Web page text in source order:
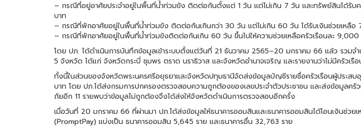
– กรณีที่อยู่อาศัยประจำอยู่ในพื้นที่น้ำท่วมขัง ติดต่อกันตั้งแต่ 1 วัน แต่ไม่เกิน 7 วัน และทรัพย์สินได้รับ
บาท
– กรณีที่พักอาศัยอยู่ในพื้นที่น้ำท่วมขัง ติดต่อกันเกินกว่า 30 วัน แต่ไม่เกิน 60 วัน ได้รับเงินช่วยเหลือ
– กรณีที่พักอาศัยอยู่ในพื้นที่น้ำท่วมขังติดต่อกันเกิน 60 วัน ขึ้นไปให้ความช่วยเหลือครัวเรือนละ 9,000
โดย ปภ. ได้ดำเนินการบันทึกข้อมูลเข้าระบบตั้งแต่วันที่ 21 ธันวาคม 2565–20 มกราคม 66 แล้ว รวม
5 จังหวัด ได้แก่ จังหวัดกระบี่ ชุมพร ตราด นราธิวาส และจังหวัดอำนาจเจริญ และรายงานว่าไม่มีครัวเรื
ทั้งนี้ในส่วนของจังหวัดพระนครศรีอยุธยาและจังหวัดปทุมธานีจัดส่งข้อมูลบัญชีรายชื่อครัวเรือนผู้ประ
บาท โดย ปภ.ได้ส่งกรมการปกครองตรวจสอบความถูกต้องของเลขประจำตัวประชาชน และส่งข้อมูลค
ภัยอีก 11 รายพบว่าข้อมูลไม่ถูกต้องจึงได้ส่งให้จังหวัดดำเนินการตรวจสอบอีกครั้ง
เมื่อวันที่ 20 มกราคม 66 ที่ผ่านมา ปภ.ได้ส่งข้อมูลให้ธนาคารออมสินและธนาคารออมสินได้โอนเงินช่ว
(PromptPay) แบ่งเป็น ธนาคารออมสิน 5,645 ราย และธนาคารอื่น 32,763 ราย